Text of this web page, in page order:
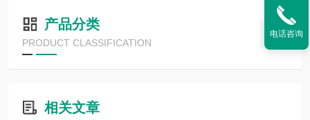
产品分类
PRODUCT CLASSIFICATION
相关文章
电话咨询